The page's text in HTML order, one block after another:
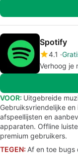
Spotify
4.1
Verhoog je
VOOR: Uitgebreide
Gebruiksvriendelijke
afspeellijsten en
apparaten. Offline
premium gebruikers.
TEGEN: Af en toe bugs